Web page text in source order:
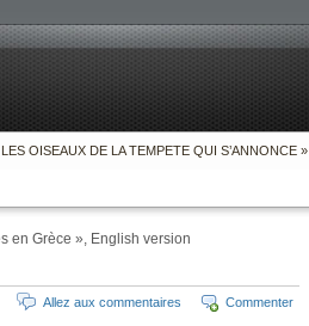
OISEAUX DE LA TEMPETE QUI S’ANNONCE »
en Grèce », English version
Commenter
Allez aux commentaires